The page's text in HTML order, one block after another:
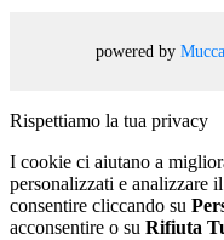
powered by
Rispettiamo la tua privacy
I cookie ci aiutano a
personalizzati e analizzare
consentire cliccando su
acconsentire o su Rifiuta